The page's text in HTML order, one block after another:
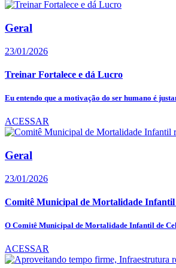
Geral
23/01/2026
Treinar Fortalece e dá Lucro
Eu entendo que a motivação do ser humano é
ACESSAR
Geral
23/01/2026
Comitê Municipal de Mortalidade
O Comitê Municipal de Mortalidade Infantil de
ACESSAR